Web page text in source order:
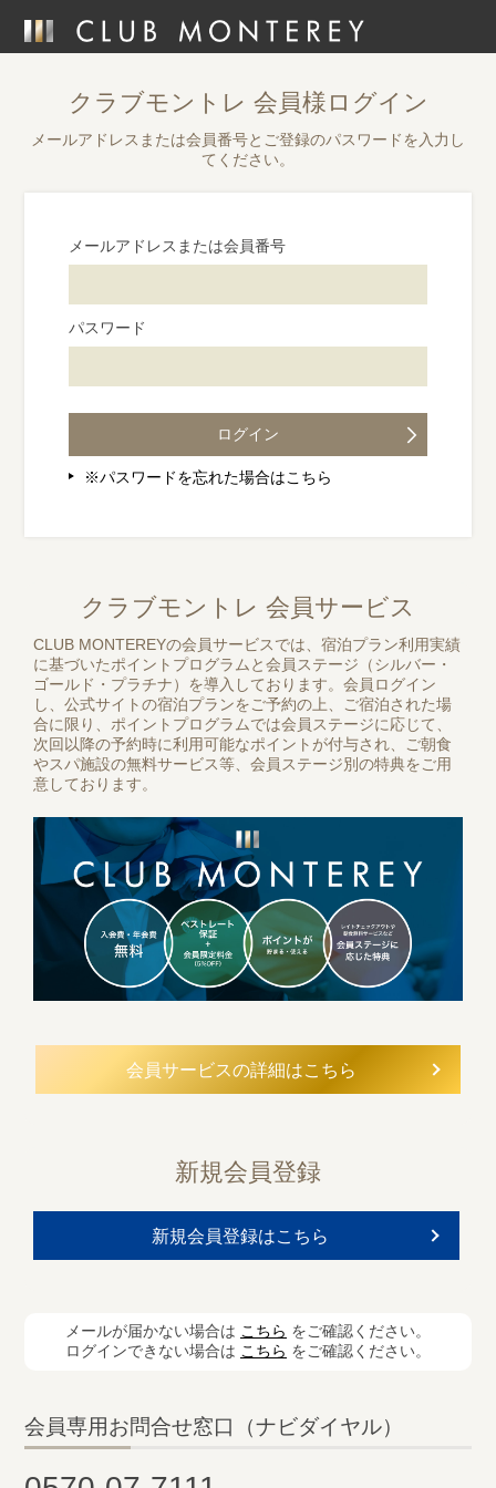
クラブモントレ 会員様ログイン
メールアドレスまたは会員番号とご登録のパスワードを入力し
てください。
メールアドレスまたは会員番号
パスワード
※パスワードを忘れた場合はこちら
クラブモントレ 会員サービス
CLUB MONTEREYの会員サービスでは、宿泊プラン利用実績
に基づいたポイントプログラムと会員ステージ（シルバー・
ゴールド・プラチナ）を導入しております。会員ログイン
し、公式サイトの宿泊プランをご予約の上、ご宿泊された場
合に限り、ポイントプログラムでは会員ステージに応じて、
次回以降の予約時に利用可能なポイントが付与され、ご朝食
やスパ施設の無料サービス等、会員ステージ別の特典をご用
意しております。
会員サービスの詳細はこちら
新規会員登録
新規会員登録はこちら
メールが届かない場合は こちら をご確認ください。
ログインできない場合は こちら をご確認ください。
会員専用お問合せ窓口（ナビダイヤル）